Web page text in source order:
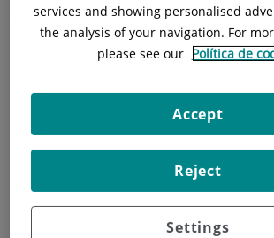
Descripció Equip Mèdic
El laboratori d’idcsalud Hospital General de
els resultats i participa en la interpretació
útil per al pacient, tant en la prevenció com
pronòstic, control de l'evolució de la
la resposta al tractament.
services and showing personalised
the analysis of your navigation. For
please see our Política de
Settings
Reject
Accept